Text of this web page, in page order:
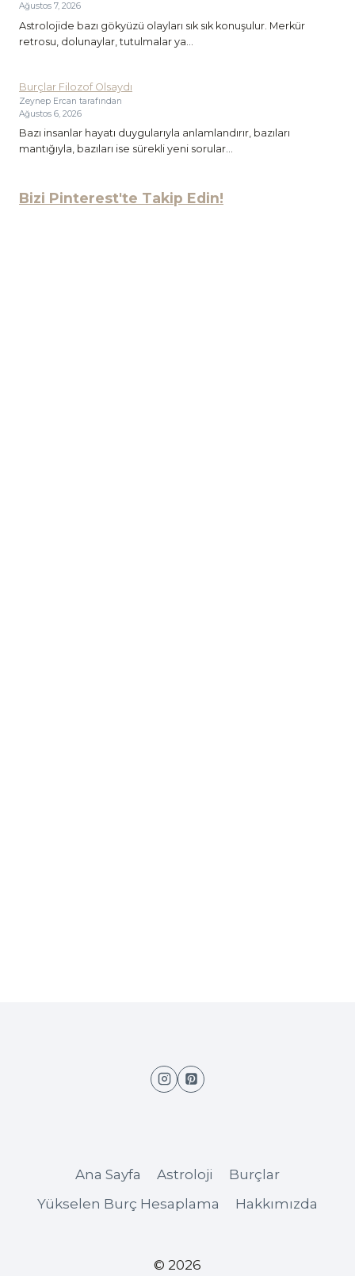
Ağustos 7, 2026
Astrolojide bazı gökyüzü olayları sık sık konuşulur. Merkür
retrosu, dolunaylar, tutulmalar ya...
Burçlar Filozof Olsaydı
Zeynep Ercan tarafından
Ağustos 6, 2026
Bazı insanlar hayatı duygularıyla anlamlandırır, bazıları
mantığıyla, bazıları ise sürekli yeni sorular...
Bizi Pinterest'te Takip Edin!
Ana Sayfa Astroloji
Burçlar
Yükselen Burç Hesaplama
Hakkımızda
© 2026